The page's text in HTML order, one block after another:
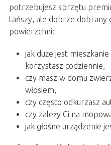
potrzebujesz sprzętu
tańszy, ale dobrze dobrany
powierzchni:
jak duże jest
korzystasz codziennie,
czy masz w domu
włosiem,
czy często odkurzasz
czy zależy Ci na
jak głośne urządzenie